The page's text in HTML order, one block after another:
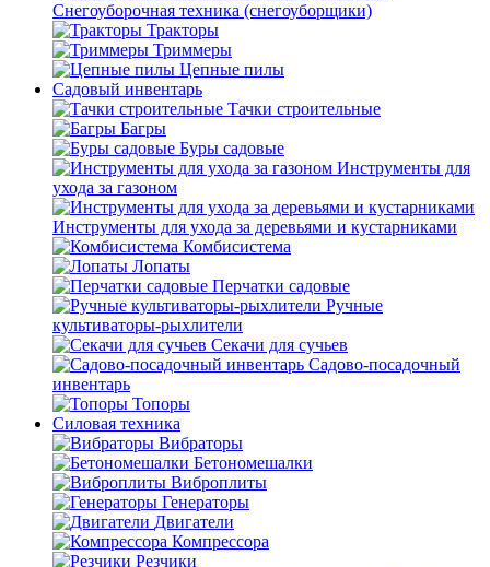
Снегоуборочная техника (снегоуборщики)
Тракторы
Триммеры
Цепные пилы
Садовый инвентарь
Тачки строительные
Багры
Буры садовые
Инструменты для
ухода за газоном
Инструменты для ухода за деревьями и кустарниками
Комбисистема
Лопаты
Перчатки садовые
Ручные
культиваторы-рыхлители
Секачи для сучьев
Садово-посадочный
инвентарь
Топоры
Силовая техника
Вибраторы
Бетономешалки
Виброплиты
Генераторы
Двигатели
Компрессора
Резчики